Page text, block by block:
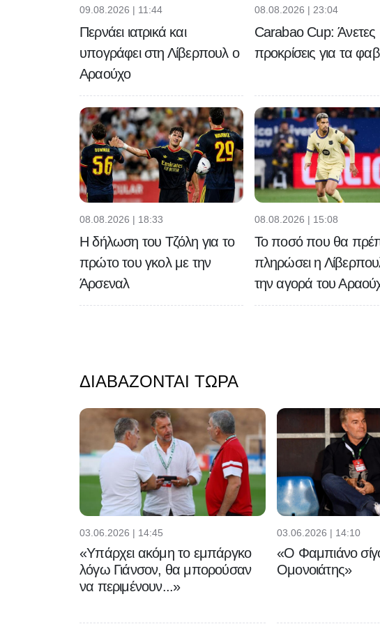
09.08.2026 | 11:44
Περνάει ιατρικά και
υπογράφει στη Λίβερπουλ ο
Αραούχο
08.08.2026 | 23:04
Carabao Cup: Άνετες
προκρίσεις για τα
08.08.2026 | 18:33
Η δήλωση του Τζόλη για το
πρώτο του γκολ με την
Άρσεναλ
08.08.2026 | 15:08
Το ποσό που θα
πληρώσει η
την αγορά του
ΔΙΑΒΆΖΟΝΤΑΙ ΤΏΡΑ
03.06.2026 | 14:45
«Υπάρχει ακόμη το εμπάργκο
λόγω Γιάνσον, θα μπορούσαν
να περιμένουν...»
03.06.2026 | 14:10
«Ο Φαμπιάνο
Ομονοιάτης»